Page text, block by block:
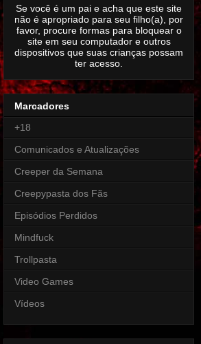
Se você é um pai e acha que este site
não é apropriado para seu filho(a), por
favor, procure formas para bloquear o
site em seu computador e outros
dispositivos que suas crianças possam
ter acesso.
Marcadores
+18
Comunicados e Atualizações
Creeper da Semana
Creepypasta dos Fãs
Episódios Perdidos
Mindfuck
Trollpasta
Video Games
Vídeos